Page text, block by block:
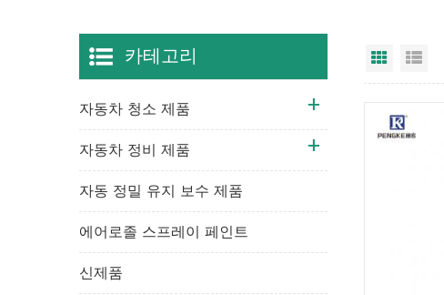
그리드
카테고리
자동차 청소 제품
자동차 정비 제품
자동 정밀 유지 보수 제품
에어로졸 스프레이 페인트
신제품